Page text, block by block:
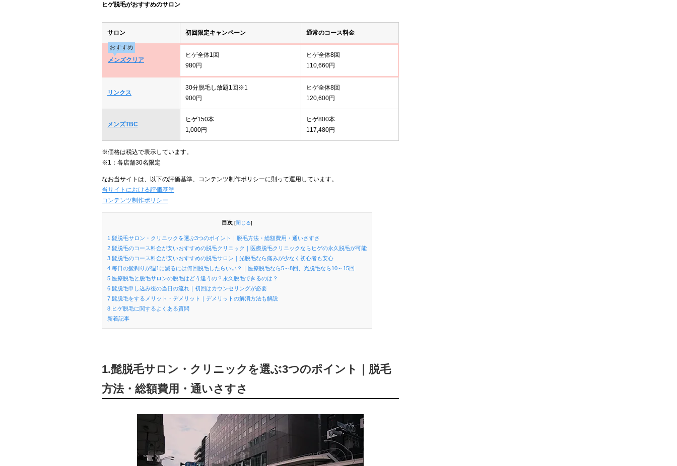
ヒゲ脱毛がおすすめのサロン
サロン 初回限定キャンペーン 通常のコース料金
おすすめ
メンズクリア
ヒゲ全体1回
980円
ヒゲ全体8回
110,660円
リンクス
30分脱毛し放題1回※1
900円
ヒゲ全体8回
120,600円
メンズTBC
ヒゲ150本
1,000円
ヒゲ800本
117,480円
※価格は税込で表示しています。
※1：各店舗30名限定
なお当サイトは、以下の評価基準、コンテンツ制作ポリシーに則って運用しています。
当サイトにおける評価基準
コンテンツ制作ポリシー
目次 [閉じる]
1.髭脱毛サロン・クリニックを選ぶ3つのポイント｜脱毛方法・総額費用・通いさすさ
2.髭脱毛のコース料金が安いおすすめの脱毛クリニック｜医療脱毛クリニックならヒゲの永久脱毛が可能
3.髭脱毛のコース料金が安いおすすめの脱毛サロン｜光脱毛なら痛みが少なく初心者も安心
4.毎日の髭剃りが週1に減るには何回脱毛したらいい？｜医療脱毛なら5～8回、光脱毛なら10～15回
5.医療脱毛と脱毛サロンの脱毛はどう違うの？永久脱毛できるのは？
6.髭脱毛申し込み後の当日の流れ｜初回はカウンセリングが必要
7.髭脱毛をするメリット・デメリット｜デメリットの解消方法も解説
8.ヒゲ脱毛に関するよくある質問
新着記事
1.髭脱毛サロン・クリニックを選ぶ3つのポイント｜脱毛
方法・総額費用・通いさすさ